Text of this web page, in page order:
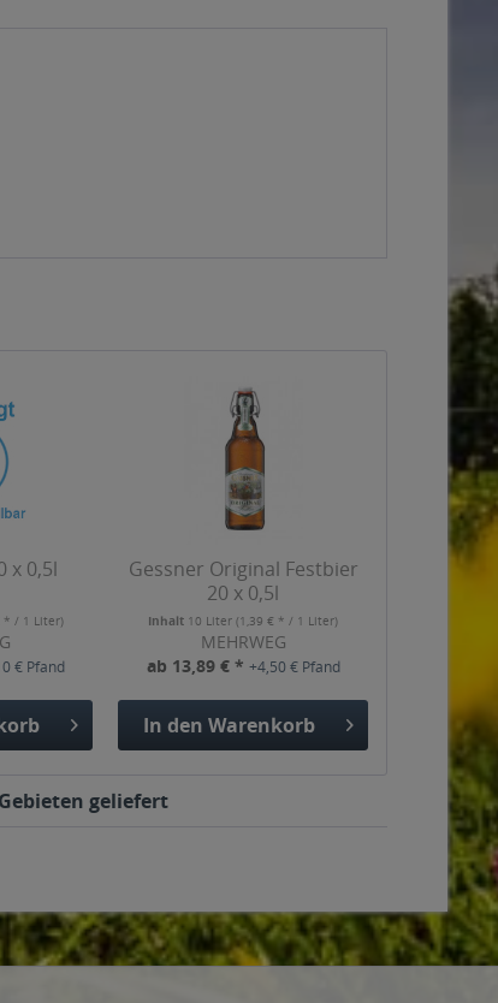
x 0,5l
* / 1 Liter)
€ Pfand
Gessner Original Festbier
20 x 0,5l
Inhalt 10 Liter(1,39 € * / 1 Liter)
MEHRWEG
ab 13,89 € * +4,50 € Pfand
In den Warenkorb
geliefert